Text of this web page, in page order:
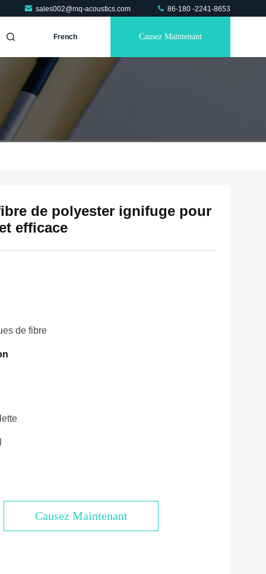
sales002@mq-acoustics.com 86-180 -2241-8653
French Causez Maintenant
de polyester ignifuge pour
efficace
de fibre
Causez Maintenant